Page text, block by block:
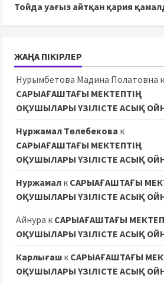
Тойда уағыз айтқан қария
ЖАҢА ПІКІРЛЕР
Нурымбетова Мадина Полатовна к
САРЫАҒАШТАҒЫ МЕКТЕПТІҢ
ОҚУШЫЛАРЫ ҮЗІЛІСТЕ АСЫҚ
Нұржамал Төлебекова к
САРЫАҒАШТАҒЫ МЕКТЕПТІҢ
ОҚУШЫЛАРЫ ҮЗІЛІСТЕ АСЫҚ
Нуржамалк САРЫАҒАШТАҒЫ
ОҚУШЫЛАРЫ ҮЗІЛІСТЕ АСЫҚ
Айнура к САРЫАҒАШТАҒЫ
ОҚУШЫЛАРЫ ҮЗІЛІСТЕ АСЫҚ
Карлығашк САРЫАҒАШТАҒЫ
ОҚУШЫЛАРЫ ҮЗІЛІСТЕ АСЫҚ